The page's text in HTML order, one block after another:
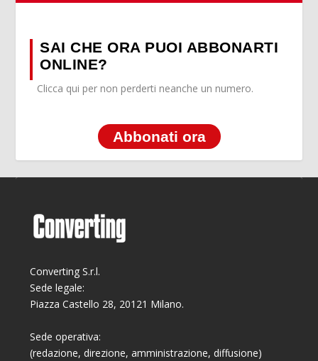
SAI CHE ORA PUOI ABBONARTI
ONLINE?
Clicca qui per non perderti neanche un numero.
Abbonati ora
Converting S.r.l.
Sede legale:
Piazza Castello 28, 20121 Milano.
Sede operativa:
(redazione, direzione, amministrazione, diffusione)